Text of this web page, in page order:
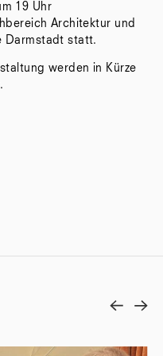
19 Uhr
Architektur und
Darmstadt statt.
werden in Kürze